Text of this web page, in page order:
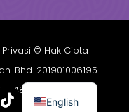
© Hak Cipta
Bhd. 201901006195
English